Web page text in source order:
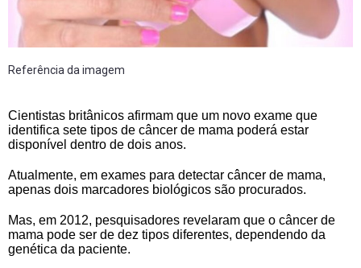
Referência da imagem
Cientistas britânicos afirmam que um novo exame que
identifica sete tipos de câncer de mama poderá estar
disponível dentro de dois anos.
Atualmente, em exames para detectar câncer de mama,
apenas dois marcadores biológicos são procurados.
Mas, em 2012, pesquisadores revelaram que o câncer de
mama pode ser de dez tipos diferentes, dependendo da
genética da paciente.